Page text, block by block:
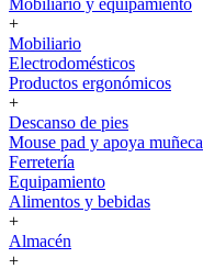
Mobiliario y equipamiento
+
Mobiliario
Electrodomésticos
Productos ergonómicos
+
Descanso de pies
Mouse pad y apoya muñeca
Ferretería
Equipamiento
Alimentos y bebidas
+
Almacén
+